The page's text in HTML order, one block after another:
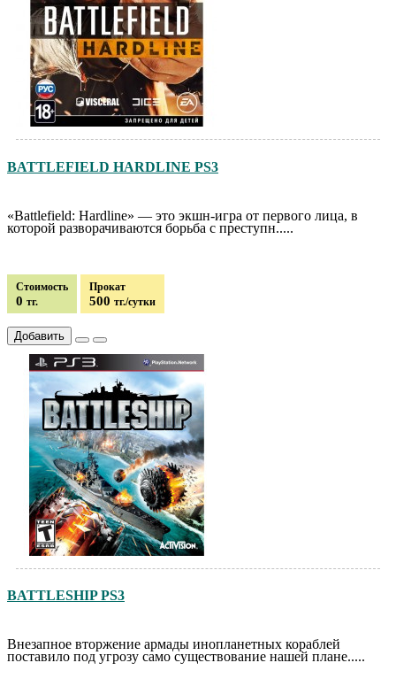
BATTLEFIELD HARDLINE PS3
«Battlefield: Hardline» — это экшн-игра от первого лица, в
которой разворачиваются борьба с преступн.....
Стоимость
0 тг.
Прокат
500 тг./сутки
Добавить
BATTLESHIP PS3
Внезапное вторжение армады инопланетных кораблей
поставило под угрозу само существование нашей плане.....